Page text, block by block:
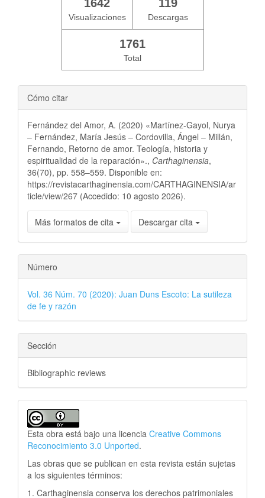
1642
Visualizaciones
119
Descargas
1761
Total
Cómo citar
Fernández del Amor, A. (2020) «Martínez-Gayol, Nurya
– Fernández, María Jesús – Cordovilla, Ángel – Millán,
Fernando, Retorno de amor. Teología, historia y
espiritualidad de la reparación»., Carthaginensia,
36(70), pp. 558–559. Disponible en:
https://revistacarthaginensia.com/CARTHAGINENSIA/ar
ticle/view/267 (Accedido: 10 agosto 2026).
Más formatos de cita Descargar cita
Número
Vol. 36 Núm. 70 (2020): Juan Duns Escoto: La sutileza
de fe y razón
Sección
Bibliographic reviews
Esta obra está bajo una licencia Creative Commons
Reconocimiento 3.0 Unported.
Las obras que se publican en esta revista están sujetas
a los siguientes términos:
1. Carthaginensia conserva los derechos patrimoniales